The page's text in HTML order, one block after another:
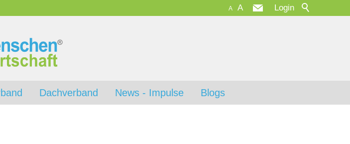
Login
A A
Dachverband News - Impulse Blogs